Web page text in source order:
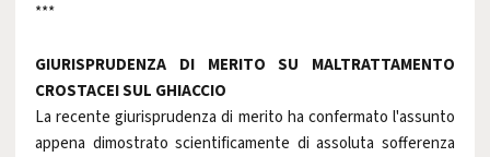
***
GIURISPRUDENZA DI MERITO SU MALTRATTAMENTO
CROSTACEI SUL GHIACCIO
La recente giurisprudenza di merito ha confermato l'assunto
appena dimostrato scientificamente di assoluta sofferenza